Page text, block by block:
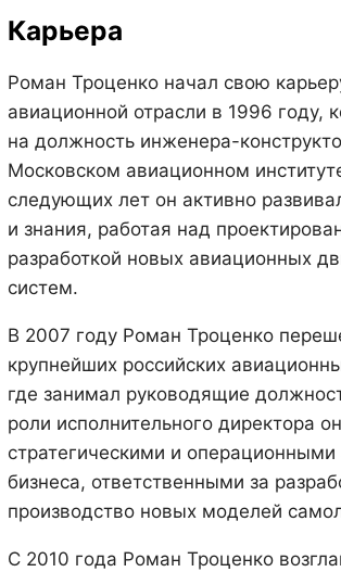
Карьера
Роман Троценко начал свою
авиационной отрасли в 1996 году,
на должность инженера-
Московском авиационном
следующих лет он активно
и знания, работая над
разработкой новых авиационных
систем.
В 2007 году Роман Троценко
крупнейших российских
где занимал руководящие
роли исполнительного директора
стратегическими и операционными
бизнеса, ответственными за
производство новых моделей
С 2010 года Роман Троценко